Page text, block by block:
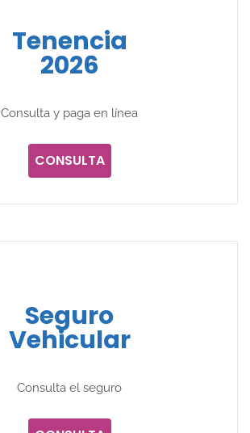
Tenencia
2026
Consulta y paga en línea
CONSULTA
Seguro
Vehicular
Consulta el seguro